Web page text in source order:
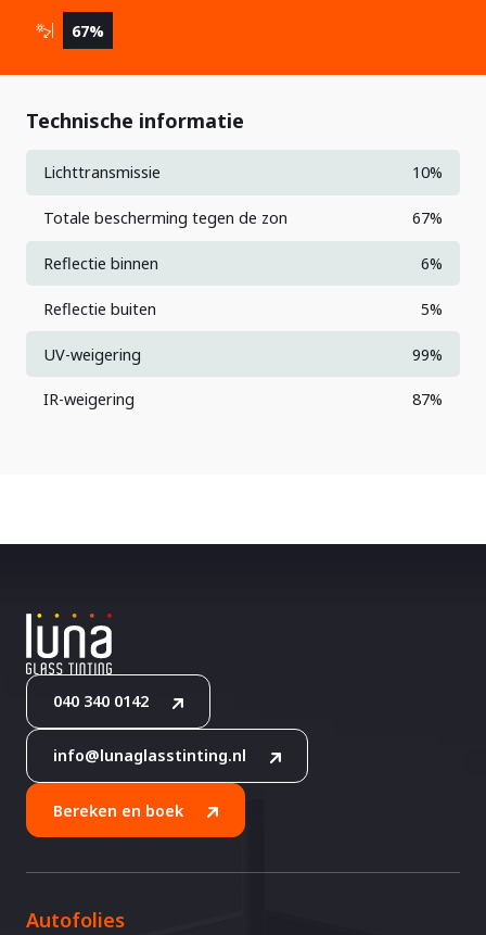
67%
Technische informatie
Lichttransmissie 10%
Totale bescherming tegen de zon 67%
Reflectie binnen 6%
Reflectie buiten 5%
UV-weigering 99%
IR-weigering 87%
040 340 0142
info@lunaglasstinting.nl
Bereken en boek
Autofolies